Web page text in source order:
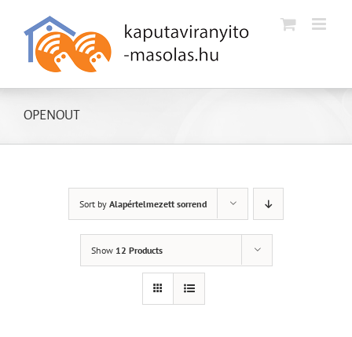
Kihagyás
OPENOUT
Sort by Alapértelmezett sorrend
Show 12 Products